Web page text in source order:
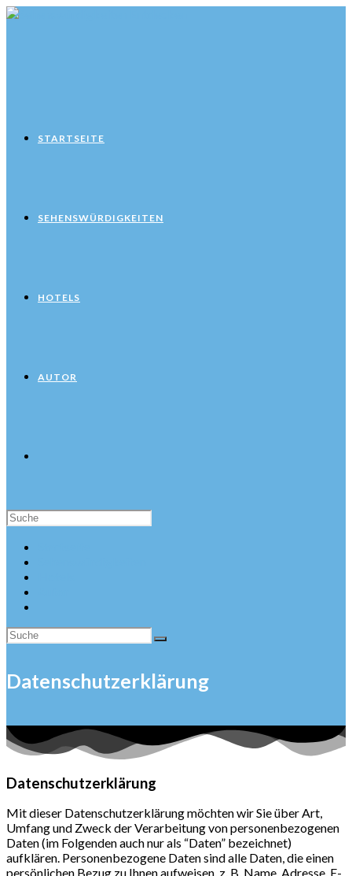
Zum
STARTSEITE
SEHENSWÜRDIGKEITEN
HOTELS
AUTOR
Suche
nach:
Datenschutzerklärung
Datenschutzerklärung
Mit dieser Datenschutzerklärung möchten wir Sie über Art,
Umfang und Zweck der Verarbeitung von personenbezogenen
Daten (im Folgenden auch nur als “Daten” bezeichnet)
aufklären. Personenbezogene Daten sind alle Daten, die einen
persönlichen Bezug zu Ihnen aufweisen, z. B. Name, Adresse, E-